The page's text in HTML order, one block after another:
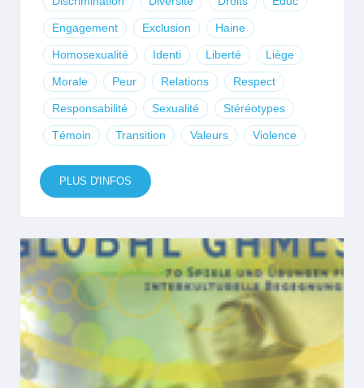
Engagement Exclusion Haine
Homosexualité Identi Liberté Liège
Morale Peur Relations Respect
Responsabilité Sexualité Stéréotypes
Témoin Transition Valeurs Violence
PLUS D'INFOS